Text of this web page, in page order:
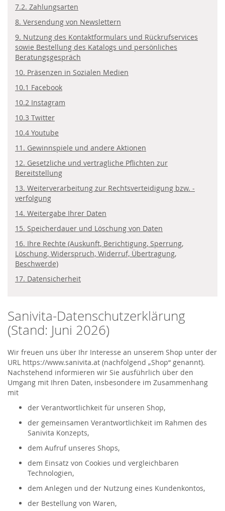
Sanivita-Datenschutzerklärung
(Stand: Juni 2026)
Wir freuen uns über Ihr Interesse an unserem Shop unter der
URL https://www.sanivita.at (nachfolgend „Shop“ genannt).
Nachstehend informieren wir Sie ausführlich über den
Umgang mit Ihren Daten, insbesondere im Zusammenhang
mit
der Verantwortlichkeit für unseren Shop,
der gemeinsamen Verantwortlichkeit im Rahmen des
Sanivita Konzepts,
dem Aufruf unseres Shops,
dem Einsatz von Cookies und vergleichbaren
Technologien,
dem Anlegen und der Nutzung eines Kundenkontos,
der Bestellung von Waren,
7.2. Zahlungsarten
8. Versendung von Newslettern
9. Nutzung des Kontaktformulars und Rückrufservices
sowie Bestellung des Katalogs und persönliches
Beratungsgespräch
10. Präsenzen in Sozialen Medien
10.1 Facebook
10.2 Instagram
10.3 Twitter
10.4 Youtube
11. Gewinnspiele und andere Aktionen
12. Gesetzliche und vertragliche Pflichten zur
Bereitstellung
13. Weiterverarbeitung zur Rechtsverteidigung bzw. -
verfolgung
14. Weitergabe Ihrer Daten
15. Speicherdauer und Löschung von Daten
16. Ihre Rechte (Auskunft, Berichtigung, Sperrung,
Löschung, Widerspruch, Widerruf, Übertragung,
Beschwerde)
17. Datensicherheit